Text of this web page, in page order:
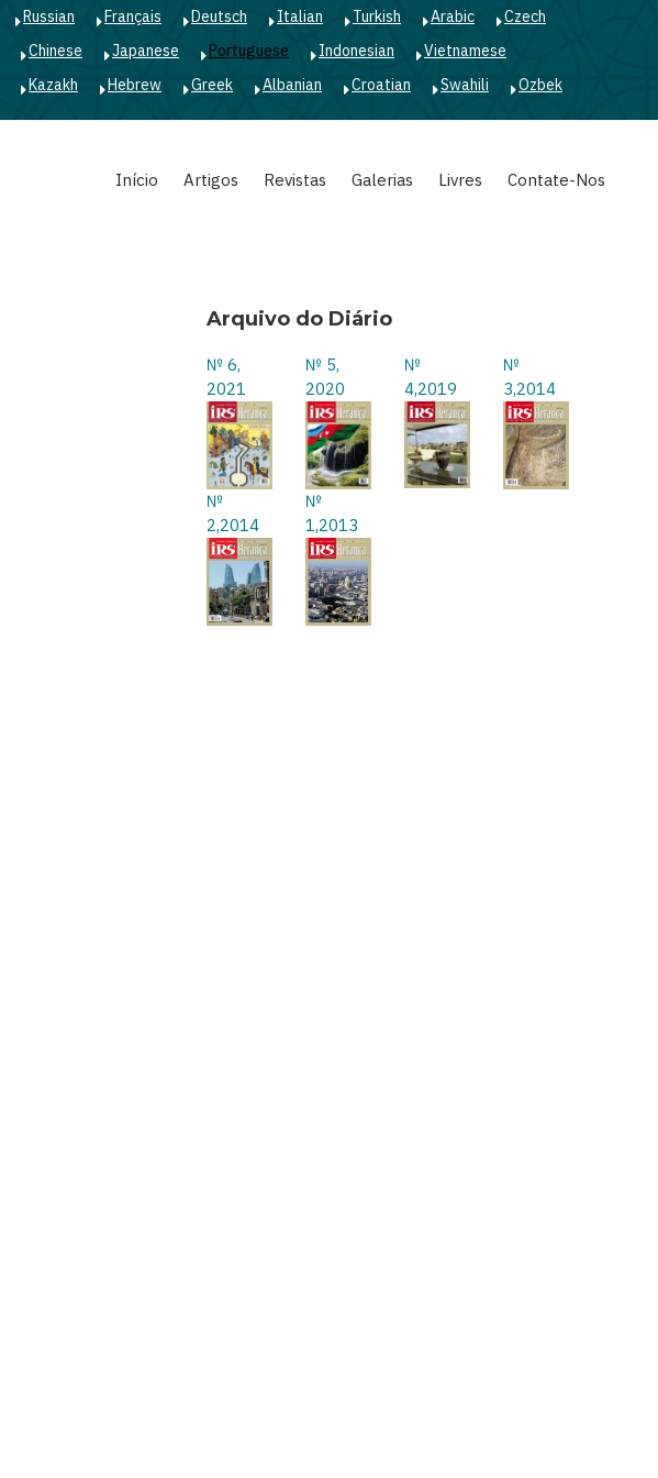
Russian Français Deutsch Italian Turkish Arabic
Czech
Chinese Japanese Portuguese Indonesian
Vietnamese
Kazakh Hebrew Greek Albanian Croatian Swahili Ozbek
Início Artigos Revistas Galerias Livres Contate-Nos
Arquivo do Diário
№ 6,
2021
№ 5,
2020
№
4,2019
№
3,2014
№
2,2014
№
1,2013